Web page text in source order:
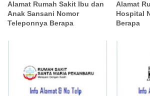
Alamat Rumah Sakit Ibu dan
Anak Sansani Nomor
Teleponnya Berapa
Alamat
Hospital
Berapa